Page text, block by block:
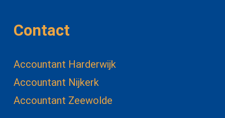
Contact
Accountant Harderwijk
Accountant Nijkerk
Accountant Zeewolde